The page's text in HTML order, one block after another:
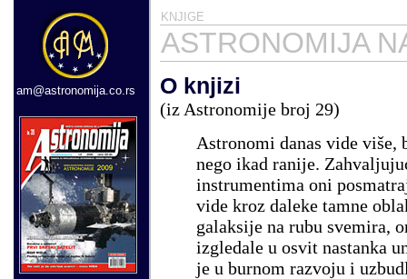
am@astronomija.co.rs
KNJIGE
ASTRONOMIJA
O knjizi
(iz Astronomije broj 29)
Astronomi danas vide
nego ikad ranije.
instrumentima oni
vide kroz daleke tamne
galaksije na rubu svemira,
izgledale u osvit nastanka
je u burnom razvoju i